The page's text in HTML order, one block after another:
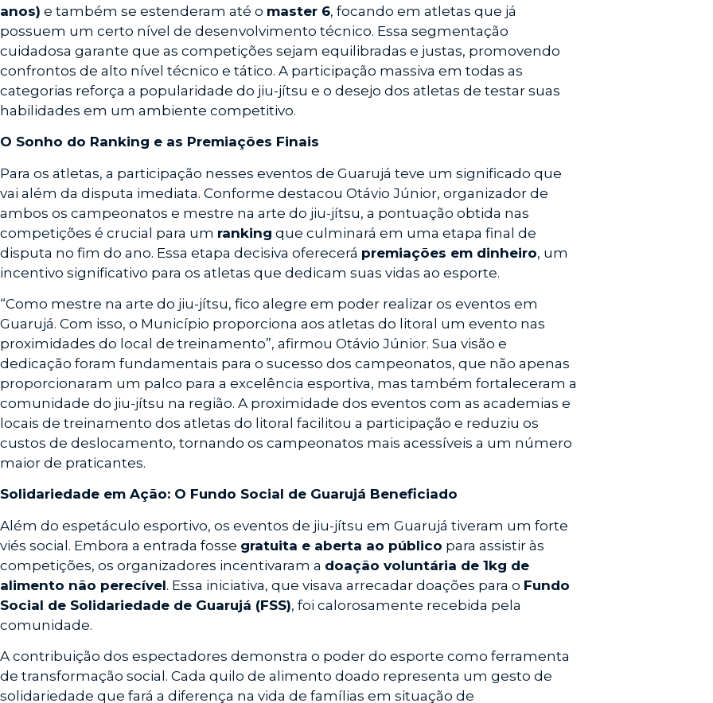
anos) e também se estenderam até o master 6, focando em atletas que já
possuem um certo nível de desenvolvimento técnico. Essa segmentação
cuidadosa garante que as competições sejam equilibradas e justas, promovendo
confrontos de alto nível técnico e tático. A participação massiva em todas as
categorias reforça a popularidade do jiu-jítsu e o desejo dos atletas de testar suas
habilidades em um ambiente competitivo.
O Sonho do Ranking e as Premiações Finais
Para os atletas, a participação nesses eventos de Guarujá teve um significado que
vai além da disputa imediata. Conforme destacou Otávio Júnior, organizador de
ambos os campeonatos e mestre na arte do jiu-jítsu, a pontuação obtida nas
competições é crucial para um ranking que culminará em uma etapa final de
disputa no fim do ano. Essa etapa decisiva oferecerá premiações em dinheiro, um
incentivo significativo para os atletas que dedicam suas vidas ao esporte.
“Como mestre na arte do jiu-jítsu, fico alegre em poder realizar os eventos em
Guarujá. Com isso, o Município proporciona aos atletas do litoral um evento nas
proximidades do local de treinamento”, afirmou Otávio Júnior. Sua visão e
dedicação foram fundamentais para o sucesso dos campeonatos, que não apenas
proporcionaram um palco para a excelência esportiva, mas também fortaleceram a
comunidade do jiu-jítsu na região. A proximidade dos eventos com as academias e
locais de treinamento dos atletas do litoral facilitou a participação e reduziu os
custos de deslocamento, tornando os campeonatos mais acessíveis a um número
maior de praticantes.
Solidariedade em Ação: O Fundo Social de Guarujá Beneficiado
Além do espetáculo esportivo, os eventos de jiu-jítsu em Guarujá tiveram um forte
viés social. Embora a entrada fosse gratuita e aberta ao público para assistir às
competições, os organizadores incentivaram a doação voluntária de 1kg de
alimento não perecível. Essa iniciativa, que visava arrecadar doações para o Fundo
Social de Solidariedade de Guarujá (FSS), foi calorosamente recebida pela
comunidade.
A contribuição dos espectadores demonstra o poder do esporte como ferramenta
de transformação social. Cada quilo de alimento doado representa um gesto de
solidariedade que fará a diferença na vida de famílias em situação de